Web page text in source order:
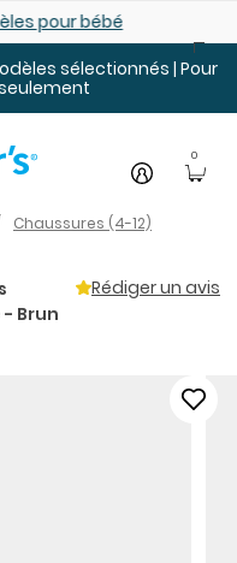
pour bébé
sélectionnés | Pour
0
Chaussures (4-12)
Brun
Rédiger un avis